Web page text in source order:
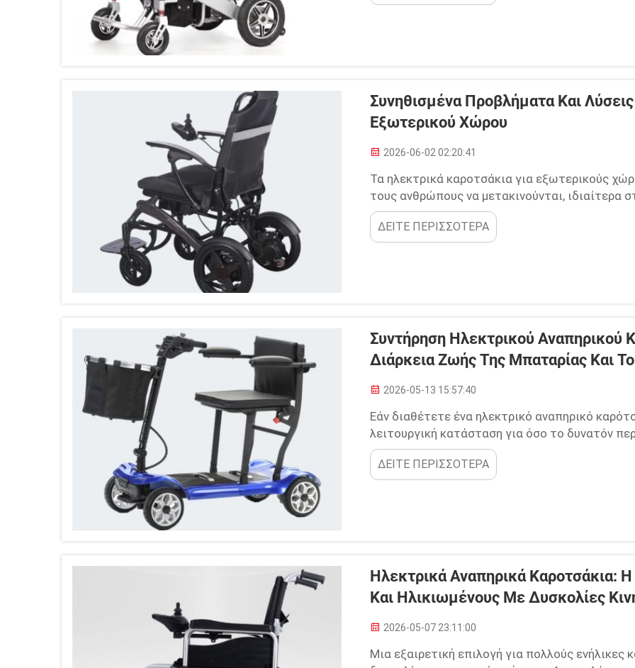
εξερευνάτε τη γειτονιά...
Συνηθισμένα Προβλήματα Και
Εξωτερικού Χώρου
2026-06-02 02:20:41
Τα ηλεκτρικά καροτσάκια για εξωτερικούς
τους ανθρώπους να μετακινούνται, ιδιαίτερα
πεζοδρόμια και τους ανοιχτούς χώρους σε
λειτουργεί σε εξωτερικούς χώρους, μπορεί
κατανόηση αυτών των κοινών προβλημάτων ...
ΔΕΙΤΕ ΠΕΡΙΣΣΟΤΕΡΑ
Συντήρηση Ηλεκτρικού Αναπηρικού
Διάρκεια Ζωής Της Μπαταρίας Και
2026-05-13 15:57:40
Εάν διαθέτετε ένα ηλεκτρικό αναπηρικό
λειτουργική κατάσταση για όσο το δυνατόν
έτσι και τα ηλεκτρικά αναπηρικά καρότσια
Αυτό το άρθρο θα σας βοηθήσει να μάθετε πώς
σας...
ΔΕΙΤΕ ΠΕΡΙΣΣΟΤΕΡΑ
Ηλεκτρικά Αναπηρικά Καροτσάκια: Η
Και Ηλικιωμένους Με Δυσκολίες
2026-05-07 23:11:00
Μια εξαιρετική επιλογή για πολλούς ενήλικες